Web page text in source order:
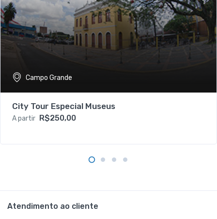
Campo Grande
City Tour Especial Museus
A partir R$250,00
Atendimento ao cliente